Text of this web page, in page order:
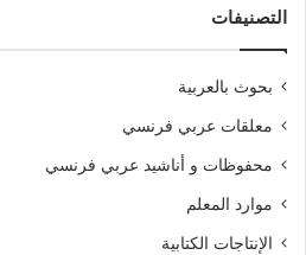
التصنيفات
بحوث بالعربية
معلقات عربي فرنسي
محفوظات و أناشيد عربي فرنسي
موارد المعلم
الإنتاجات الكتابية